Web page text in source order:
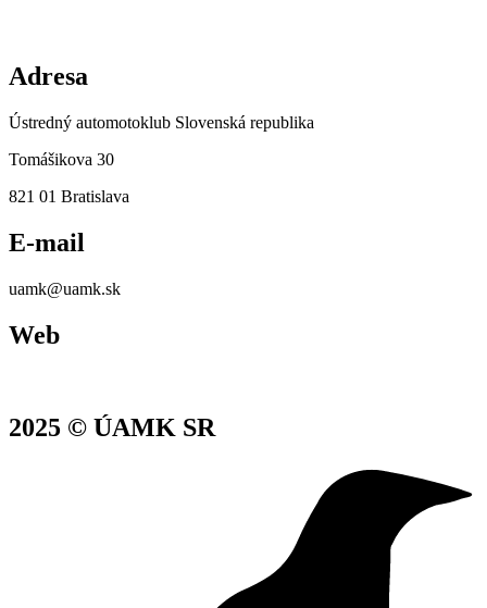
Adresa
Ústredný automotoklub Slovenská republika
Tomášikova 30
821 01 Bratislava
E-mail
uamk@uamk.sk
Web
2025 © ÚAMK SR